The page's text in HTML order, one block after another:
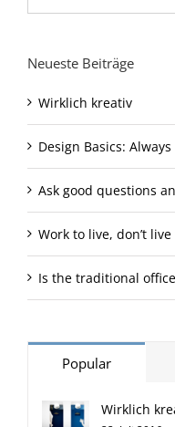
for:
Neueste Beiträge
Wirklich kreativ
Design Basics:
Ask good questions
Work to live, don’t
Is the traditional
Popular
Wirklich